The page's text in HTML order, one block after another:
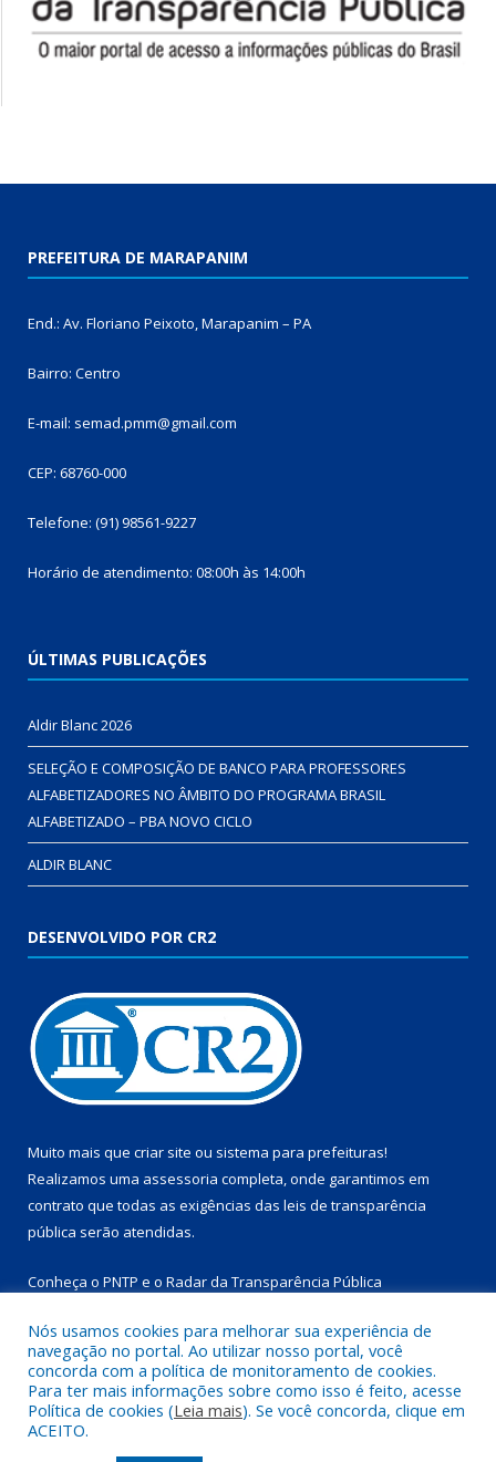
PREFEITURA DE MARAPANIM
End.: Av. Floriano Peixoto, Marapanim – PA
Bairro: Centro
E-mail: semad.pmm@gmail.com
CEP: 68760-000
Telefone: (91) 98561-9227
Horário de atendimento: 08:00h às 14:00h
ÚLTIMAS PUBLICAÇÕES
Aldir Blanc 2026
SELEÇÃO E COMPOSIÇÃO DE BANCO PARA PROFESSORES
ALFABETIZADORES NO ÂMBITO DO PROGRAMA BRASIL
ALFABETIZADO – PBA NOVO CICLO
ALDIR BLANC
DESENVOLVIDO POR CR2
Muito mais que criar site ou sistema para prefeituras!
Realizamos uma assessoria completa, onde garantimos em
contrato que todas as exigências das leis de transparência
pública serão atendidas.
Conheça o PNTP e o Radar da Transparência Pública
Todos os direitos reservados a Prefeitura Municipal de
Marapanim.
Nós usamos cookies para melhorar sua experiência de
navegação no portal. Ao utilizar nosso portal, você
concorda com a política de monitoramento de cookies.
Para ter mais informações sobre como isso é feito, acesse
Política de cookies (Leia mais). Se você concorda, clique em
ACEITO.